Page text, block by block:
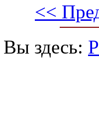
<<
Вы здесь: